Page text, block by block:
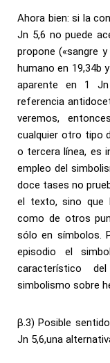
Ahora bien: si la
Jn 5,6 no puede
propone («sangre
humano en 19,34b
aparente en 1
referencia
veremos,
cualquier otro tipo
o tercera línea, es
empleo del
doce tases no
el texto, sino que
como de otros
sólo en símbolos.
episodio el
característico
simbolismo sobre
β.3) Posible
Jn 5,6,una